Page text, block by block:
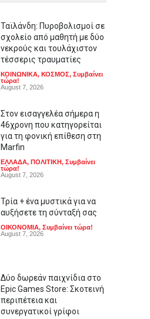
Ταϊλάνδη: Πυροβολισμοί σε
σχολείο από μαθητή με δύο
νεκρούς και τουλάχιστον
τέσσερις τραυματίες
ΚΟΙΝΩΝΙΚΑ, ΚΟΣΜΟΣ, Συμβαίνει
τώρα!
August 7, 2026
Στον εισαγγελέα σήμερα η
46χρονη που κατηγορείται
για τη φονική επίθεση στη
Marfin
ΕΛΛΑΔΑ, ΠΟΛΙΤΙΚΗ, Συμβαίνει
τώρα!
August 7, 2026
Τρία + ένα μυστικά για να
αυξήσετε τη σύνταξή σας
ΟΙΚΟΝΟΜΙΑ, Συμβαίνει τώρα!
August 7, 2026
Δύο δωρεάν παιχνίδια στο
Epic Games Store: Σκοτεινή
περιπέτεια και
συνεργατικοί γρίφοι